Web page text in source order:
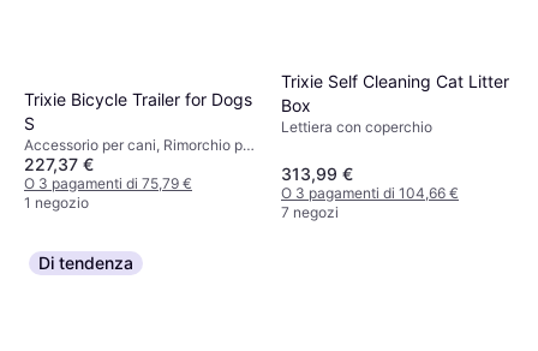
Trixie Bicycle Trailer for Dogs
S
Accessorio per cani, Rimorchio per
Bicicletta per Cani
227,37 €
O 3 pagamenti di 75,79 €
1 negozio
Trixie Self Cleaning Cat Litter
Box
Lettiera con coperchio
313,99 €
O 3 pagamenti di 104,66 €
7 negozi
Di tendenza